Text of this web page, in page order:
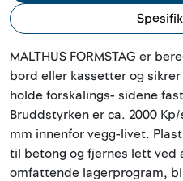
MALTHUS FORMSTAG er
bord eller kassetter og
holde forskalings- sidene
Bruddstyrken er ca. 2000
mm innenfor vegg-livet.
til betong og fjernes lett
omfattende lagerprogram,